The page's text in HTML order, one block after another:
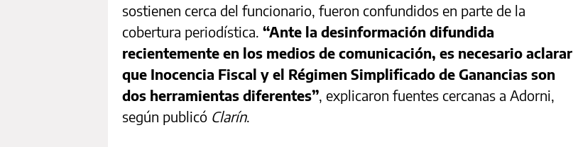
sostienen cerca del funcionario, fueron confundidos en parte de la
cobertura periodística. “Ante la desinformación difundida
recientemente en los medios de comunicación, es necesario aclarar
que Inocencia Fiscal y el Régimen Simplificado de Ganancias son
dos herramientas diferentes”, explicaron fuentes cercanas a Adorni,
según publicó Clarín.